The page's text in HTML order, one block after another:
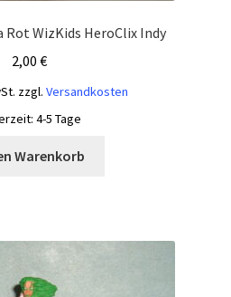
Rot WizKids HeroClix Indy
2,00 €
zzgl. Versandkosten
4-5 Tage
Warenkorb